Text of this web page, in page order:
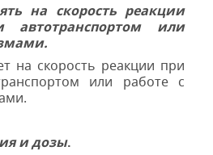
на скорость реакции
автотранспортом или
на скорость реакции при
или работе с
и дозы.